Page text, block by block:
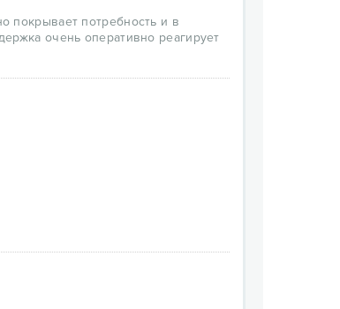
покрывает потребность и в
очень оперативно реагирует